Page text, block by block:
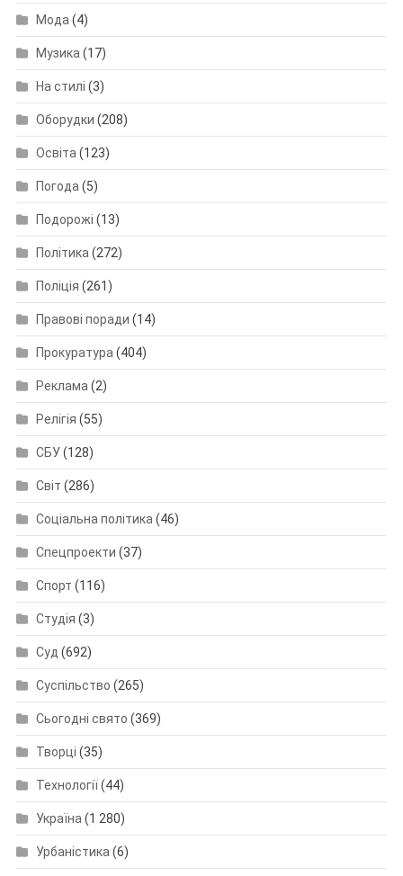
Мода (4)
Музика (17)
На стилі (3)
Оборудки (208)
Освіта (123)
Погода (5)
Подорожі (13)
Політика (272)
Поліція (261)
Правові поради (14)
Прокуратура (404)
Реклама (2)
Релігія (55)
СБУ(128)
Світ (286)
Соціальна політика (46)
Спецпроекти (37)
Спорт (116)
Студія (3)
Суд (692)
Суспільство (265)
Сьогодні свято (369)
Творці (35)
Технології(44)
Україна (1 280)
Урбаністика (6)